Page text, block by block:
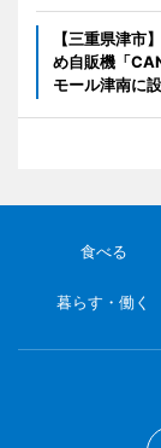
【三重県津市
め自販機「
モール津南に設
食べる
暮らす・働く